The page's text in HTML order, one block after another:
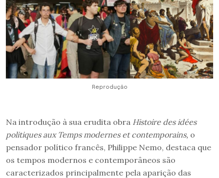
Reprodução
Na introdução à sua erudita obra Histoire des idées
politiques aux Temps modernes et contemporains, o
pensador político francês, Philippe Nemo, destaca que
os tempos modernos e contemporâneos são
caracterizados principalmente pela aparição das